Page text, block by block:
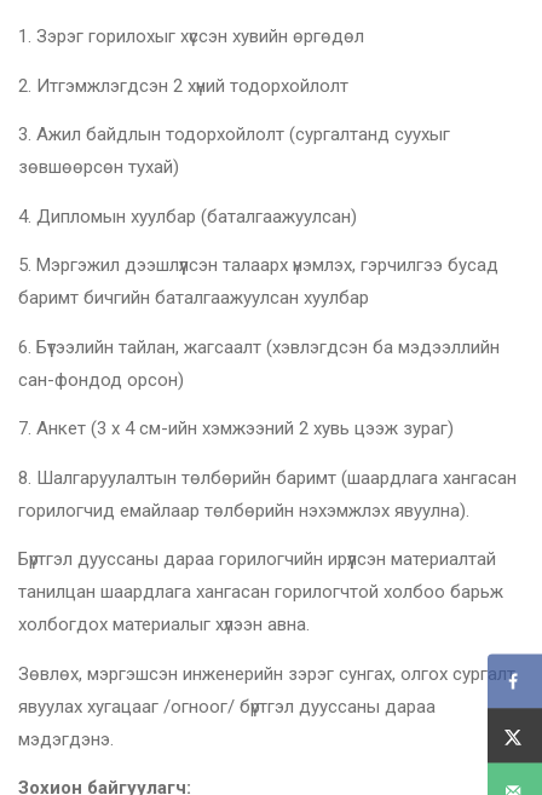
1. Зэрэг горилохыг хүссэн хувийн өргөдөл
2. Итгэмжлэгдсэн 2 хүний тодорхойлолт
3. Ажил байдлын тодорхойлолт (сургалтанд суухыг
зөвшөөрсөн тухай)
4. Дипломын хуулбар (баталгаажуулсан)
5. Мэргэжил дээшлүүлсэн талаарх үнэмлэх, гэрчилгээ бусад
баримт бичгийн баталгаажуулсан хуулбар
6. Бүтээлийн тайлан, жагсаалт (хэвлэгдсэн ба мэдээллийн
сан-фондод орсон)
7. Анкет (3 x 4 см-ийн хэмжээний 2 хувь цээж зураг)
8. Шалгаруулалтын төлбөрийн баримт (шаардлага хангасан
горилогчид емайлаар төлбөрийн нэхэмжлэх явуулна).
Бүртгэл дууссаны дараа горилогчийн ирүүлсэн материалтай
танилцан шаардлага хангасан горилогчтой холбоо барьж
холбогдох материалыг хүлээн авна.
Зөвлөх, мэргэшсэн инженерийн зэрэг сунгах, олгох сургалт
явуулах хугацааг /огноог/ бүртгэл дууссаны дараа
мэдэгдэнэ.
Зохион байгуулагч: